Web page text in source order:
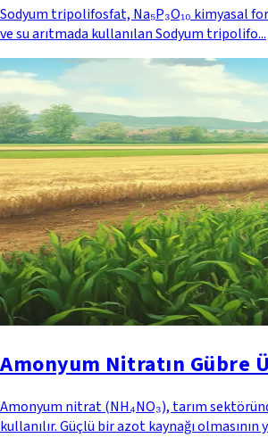
Sodyum tripolifosfat, Na₅P₃O₁₀ kimyasal
ve su arıtmada kullanılan Sodyum tripolifo...
Amonyum Nitratın Gübre
Amonyum nitrat (NH₄NO₃), tarım
kullanılır. Güçlü bir azot kaynağı olmasının